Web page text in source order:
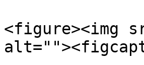
<figure><img